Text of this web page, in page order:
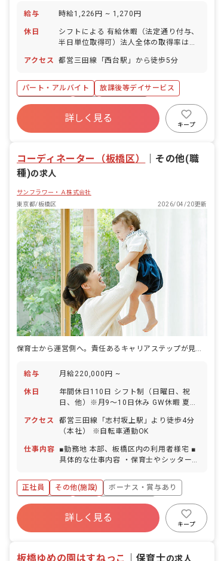
給与 時給1,226円 ~ 1,270円
休日
シフトによる 有給休暇（法定通り付与、
半日単位取得可）法人全体の取得率は
産休育休制度（取得実績あり） 結婚休暇
あり）
アクセス 都営三田線「西台駅」から徒歩5分
パート・アルバイト
放課後等デイサービス
社会保険完備
有給
残業少なめ
昇給昇進あり
産休育休制度
社会福祉法人
詳しく見る
キープ
コーディネーター（板橋区）
その他(職
種)の求人
サンフラワー・Ａ株式会社
東京都/板橋区
2026/04/20更新
給与 月給220,000円 ~
休日
年間休日110日 シフト制（日曜日、祝
日、他）※月9～10日休み GW休暇 夏季
（12/29～1/3） 有給休暇（入社と同時
に10日付与／取得率96.3％／時間単位で
も取得可能 ※上限2日） 慶弔休暇 産前
産後休暇・育児休暇 （取得率・復帰率と
曜・祝日に行事や研修が入る場合があり
ますが、月間変形労働制に基づき所得休
日数を取得するため、休日数に変動はあ
りません。 ※産休・育休の取得率が高
く、休業明けに復職する職員がほとん
んの急病や家庭の事情などの相談もしや
アクセス
都営三⽥線「志村坂上駅」より徒歩4分
（本社） ※自転車通勤OK
仕事内容
■勤務地 本部、板橋区内の利用者様宅 ■
具体的な仕事内容 ・保育士やシッターの
ングや対応、保育担当者・ベビーシッタ
ーのシフト管理業務 ・居宅訪問型保育業
務 ※一人のご利用者様の保育を3～4名
のチームで担当することになります。 ※
正式な居宅訪問型保育の保育者としての
勤務にあたり、東京都または区が主催す
（すでに受講されている⽅は必要ありま
正社員 その他(施設)
ボーナス・賞与あり
社会保険完備
有給
福利厚生充実
昇給昇進あり
産休育休制度
詳しく見る
キープ
板橋ゆめの園はすねっこ 保育士の求人